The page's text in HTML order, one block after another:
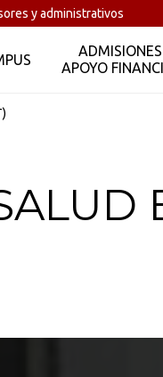
y administrativos
APOYO